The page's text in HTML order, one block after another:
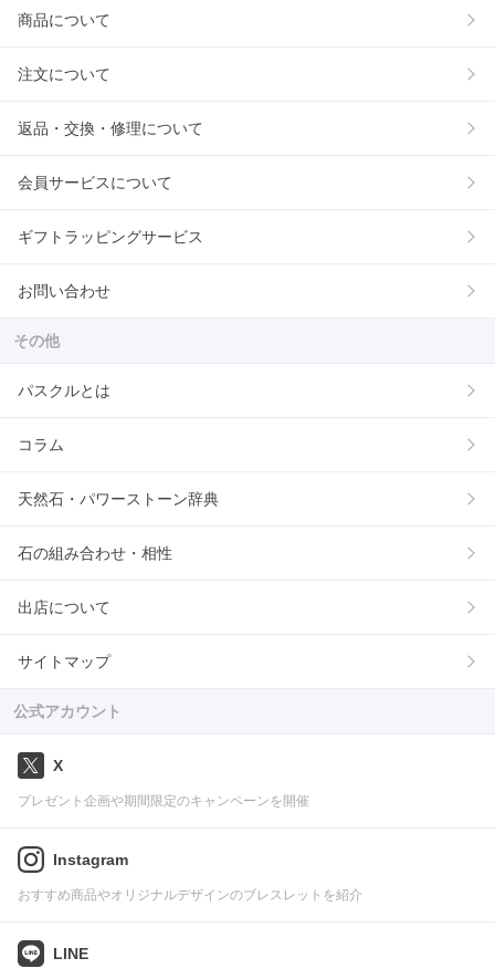
商品について
注文について
返品・交換・修理について
会員サービスについて
ギフトラッピングサービス
お問い合わせ
その他
パスクルとは
コラム
天然石・パワーストーン辞典
石の組み合わせ・相性
出店について
サイトマップ
公式アカウント
X
プレゼント企画や期間限定のキャンペーンを開催
Instagram
おすすめ商品やオリジナルデザインのブレスレットを紹介
LINE